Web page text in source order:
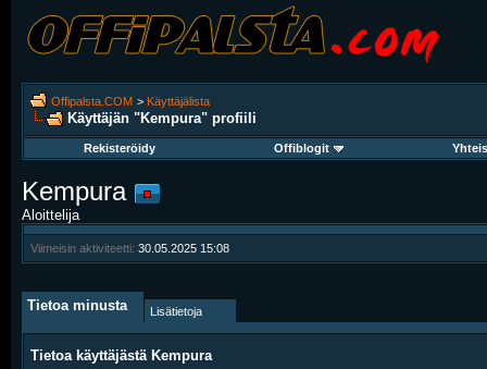
Offipalsta.COM > Käyttäjälista
Käyttäjän "Kempura" profiili
Rekisteröidy Offiblogit
Kempura
Aloittelija
Viimeisin aktiviteetti: 30.05.2025 15:08
Tietoa minusta Lisätietoja
Tietoa käyttäjästä Kempura